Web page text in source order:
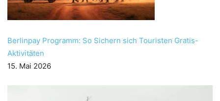
Berlinpay Programm: So Sichern sich Touristen Gratis-
Aktivitäten
15. Mai 2026